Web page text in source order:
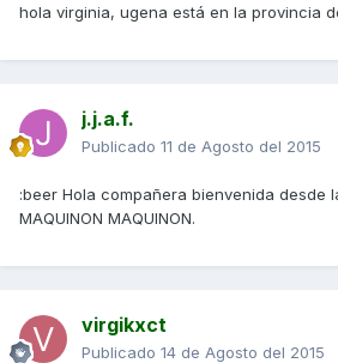
hola virginia, ugena está en la provincia
j.j.a.f.
Publicado 11 de Agosto del 2015
:beer Hola compañera bienvenida desde
MAQUINON MAQUINON.
virgikxct
Publicado 14 de Agosto del 2015